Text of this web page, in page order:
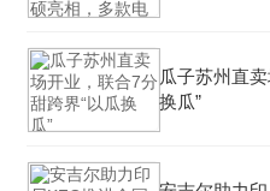
瓜子苏州直
换瓜”